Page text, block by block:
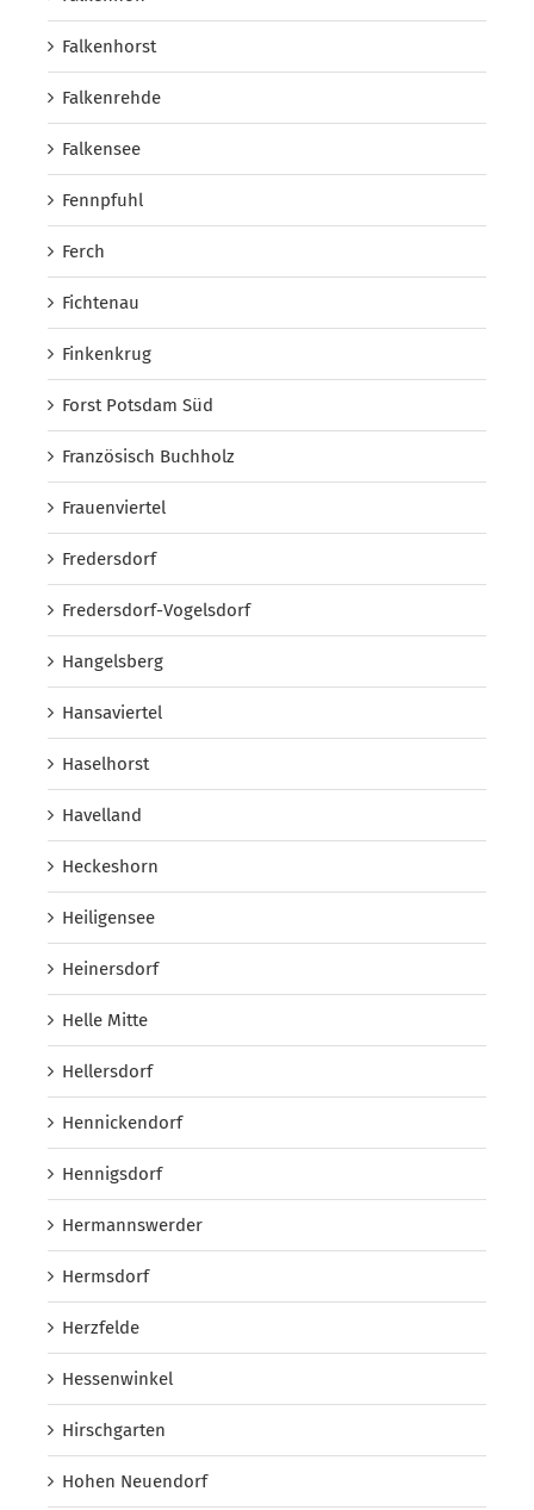
Falkenhorst
Falkenrehde
Falkensee
Fennpfuhl
Ferch
Fichtenau
Finkenkrug
Forst Potsdam Süd
Französisch Buchholz
Frauenviertel
Fredersdorf
Fredersdorf-Vogelsdorf
Hangelsberg
Hansaviertel
Haselhorst
Havelland
Heckeshorn
Heiligensee
Heinersdorf
Helle Mitte
Hellersdorf
Hennickendorf
Hennigsdorf
Hermannswerder
Hermsdorf
Herzfelde
Hessenwinkel
Hirschgarten
Hohen Neuendorf